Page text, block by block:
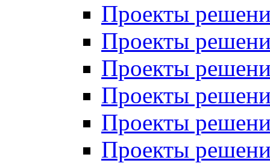
Проекты
Проекты
Проекты
Проекты
Проекты
Проекты